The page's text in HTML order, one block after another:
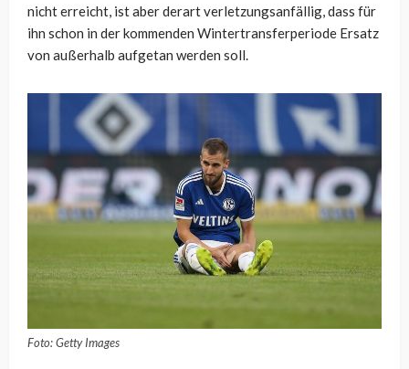
nicht erreicht, ist aber derart verletzungsanfällig, dass für
ihn schon in der kommenden Wintertransferperiode Ersatz
von außerhalb aufgetan werden soll.
Foto: Getty Images